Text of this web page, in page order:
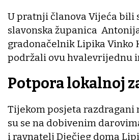
U pratnji članova Vijeća bili
slavonska županica
gradonačelnik Lipika Vinko
podržali ovu hvalevrijednu
Potpora lokalnoj
Tijekom posjeta razdragani
su se na dobivenim
i ravnatelj Dječjeg doma